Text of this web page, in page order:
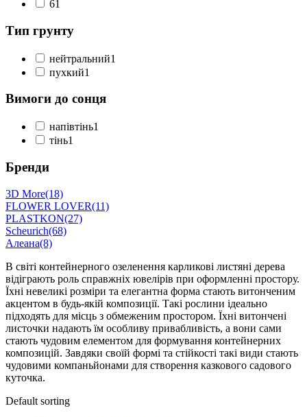
61
Тип грунту
нейтральний1
пухкий1
Вимоги до сонця
напівтінь1
тінь1
Бренди
3D More(18)
FLOWER LOVER(11)
PLASTKON(27)
Scheurich(68)
Алеана(8)
В світі контейнерного озеленення карликові листяні дерева
відіграють роль справжніх ювелірів при оформленні простору.
Їхні невеликі розміри та елегантна форма стають витонченим
акцентом в будь-якій композиції. Такі рослини ідеально
підходять для місць з обмеженим простором. Їхні витончені
листочки надають їм особливу привабливість, а вони сами
стають чудовим елементом для формування контейнерних
композицій. Завдяки своїй формі та стійкості такі види стають
чудовими компаньйонами для створення казкового садового
куточка.
Default sorting